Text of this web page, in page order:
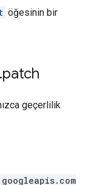
öğesinin bir
.patch
geçerlilik